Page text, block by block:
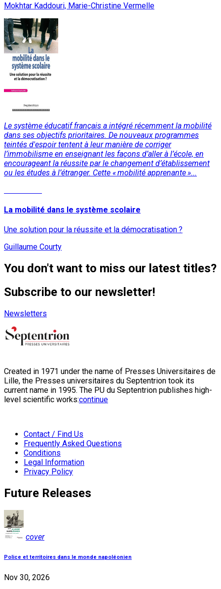
Mokhtar Kaddouri, Marie-Christine Vermelle
Le système éducatif français a intégré récemment la mobilité
dans ses objectifs prioritaires. De nouveaux programmes
teintés d'espoir tentent à leur manière de corriger
l’immobilisme en enseignant les façons d’aller à l’école, en
encourageant la réussite par le changement d’établissement
ou les études à l’étranger. Cette « mobilité apprenante »...
La mobilité dans le système scolaire
Une solution pour la réussite et la démocratisation ?
Guillaume Courty
You don't want to miss our latest titles?
Subscribe to our newsletter!
Newsletters
Created in 1971 under the name of Presses Universitaires de
Lille, the Presses universitaires du Septentrion took its
current name in 1995. The PU du Septentrion publishes high-
level scientific works:continue
Contact / Find Us
Frequently Asked Questions
Conditions
Legal Information
Privacy Policy
Future Releases
cover
Police et territoires dans le monde napoléonien
Nov 30, 2026